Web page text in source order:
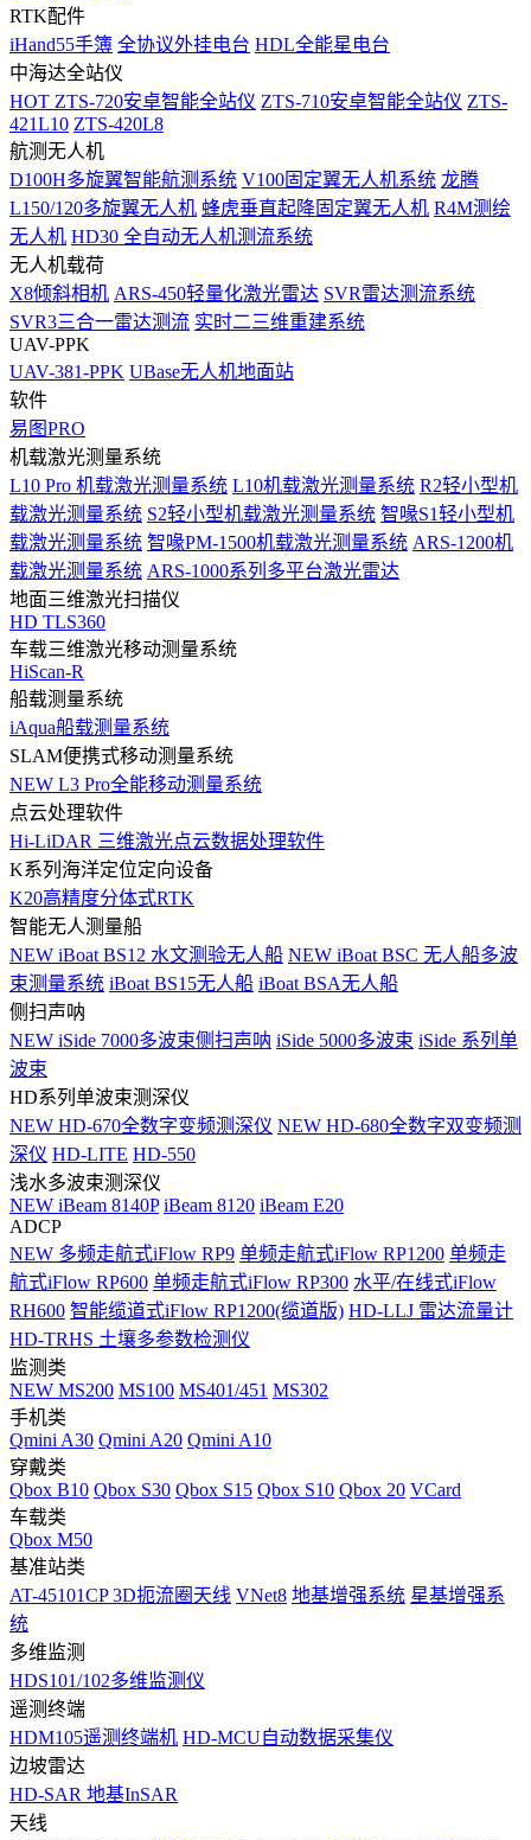
RTK配件
iHand55手簿 全协议外挂电台 HDL全能星电台
中海达全站仪
HOT ZTS-720安卓智能全站仪 ZTS-710安卓智能全站仪 ZTS-
421L10 ZTS-420L8
航测无人机
D100H多旋翼智能航测系统 V100固定翼无人机系统 龙腾
L150/120多旋翼无人机 蜂虎垂直起降固定翼无人机 R4M测绘
无人机 HD30 全自动无人机测流系统
无人机载荷
X8倾斜相机 ARS-450轻量化激光雷达 SVR雷达测流系统
SVR3三合一雷达测流 实时二三维重建系统
UAV-PPK
UAV-381-PPK UBase无人机地面站
软件
易图PRO
机载激光测量系统
L10 Pro 机载激光测量系统 L10机载激光测量系统 R2轻小型机
载激光测量系统 S2轻小型机载激光测量系统 智喙S1轻小型机
载激光测量系统 智喙PM-1500机载激光测量系统 ARS-1200机
载激光测量系统 ARS-1000系列多平台激光雷达
地面三维激光扫描仪
HD TLS360
车载三维激光移动测量系统
HiScan-R
船载测量系统
iAqua船载测量系统
SLAM便携式移动测量系统
NEW L3 Pro全能移动测量系统
点云处理软件
Hi-LiDAR 三维激光点云数据处理软件
K系列海洋定位定向设备
K20高精度分体式RTK
智能无人测量船
NEW iBoat BS12 水文测验无人船 NEW iBoat BSC 无人船多波
束测量系统 iBoat BS15无人船 iBoat BSA无人船
侧扫声呐
NEW iSide 7000多波束侧扫声呐 iSide 5000多波束 iSide 系列单
波束
HD系列单波束测深仪
NEW HD-670全数字变频测深仪 NEW HD-680全数字双变频测
深仪 HD-LITE HD-550
浅水多波束测深仪
NEW iBeam 8140P iBeam 8120 iBeam E20
ADCP
NEW 多频走航式iFlow RP9 单频走航式iFlow RP1200 单频走
航式iFlow RP600 单频走航式iFlow RP300 水平/在线式iFlow
RH600 智能缆道式iFlow RP1200(缆道版) HD-LLJ 雷达流量计
HD-TRHS 土壤多参数检测仪
监测类
NEW MS200 MS100 MS401/451 MS302
手机类
Qmini A30 Qmini A20 Qmini A10
穿戴类
Qbox B10 Qbox S30 Qbox S15 Qbox S10 Qbox 20 VCard
车载类
Qbox M50
基准站类
AT-45101CP 3D扼流圈天线 VNet8 地基增强系统 星基增强系
统
多维监测
HDS101/102多维监测仪
遥测终端
HDM105遥测终端机 HD-MCU自动数据采集仪
边坡雷达
HD-SAR 地基InSAR
天线